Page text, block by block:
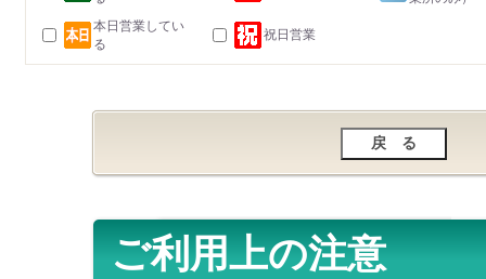
本日営業してい
る
祝日営業
ご利用上の注意